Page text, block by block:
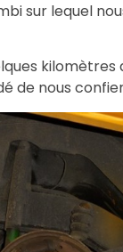
sur lequel
kilomètres
de nous